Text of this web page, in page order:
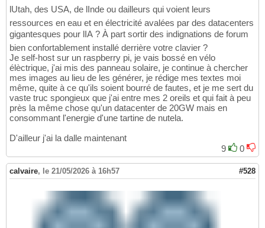
lUtah, des USA, de lInde ou dailleurs qui voient leurs
ressources en eau et en électricité avalées par des datacenters
gigantesques pour lIA ? À part sortir des indignations de forum
bien confortablement installé derrière votre clavier ?
Je self-host sur un raspberry pi, je vais bossé en vélo
élèctrique, j'ai mis des panneau solaire, je continue à chercher
mes images au lieu de les générer, je rédige mes textes moi
même, quite à ce qu'ils soient bourré de fautes, et je me sert du
vaste truc spongieux que j'ai entre mes 2 oreils et qui fait à peu
près la même chose qu'un datacenter de 20GW mais en
consommant l'energie d'une tartine de nutela.
D'ailleur j'ai la dalle maintenant
9
0
calvaire, le 21/05/2026 à 16h57 #528